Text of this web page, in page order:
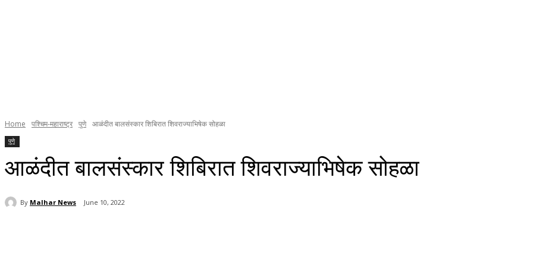
Home पश्चिम-महाराष्ट्र पुणे आळंदीत बालसंस्कार शिबिरात शिवराज्याभिषेक सोहळा
पुणे
आळंदीत बालसंस्कार शिबिरात शिवराज्याभिषेक सोहळा
By Malhar News June 10, 2022